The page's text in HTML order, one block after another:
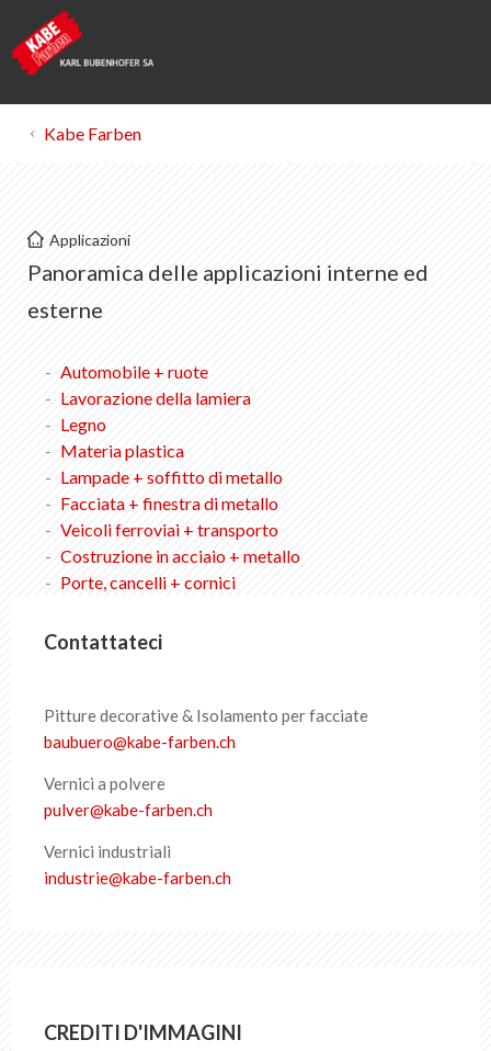
Interno & esterno
Automobili + Ruote
Legno
Materie plastiche
Lampade + soffitto di metallo
Facciata + finestra di metallo
Porte, cancelli + cornici
Lista dei preferiti
Informazioni su KABE Farben
Download
Kabe Farben
Applicazioni
Panoramica delle applicazioni interne ed
esterne
Automobile + ruote
Lavorazione della lamiera
Legno
Materia plastica
Lampade + soffitto di metallo
Facciata + finestra di metallo
Veicoli ferroviai + transporto
Costruzione in acciaio + metallo
Porte, cancelli + cornici
Contattateci
Pitture decorative & Isolamento per facciate
baubuero@kabe-farben.ch
Vernici a polvere
pulver@kabe-farben.ch
Vernici industriali
industrie@kabe-farben.ch
CREDITI D'IMMAGINI